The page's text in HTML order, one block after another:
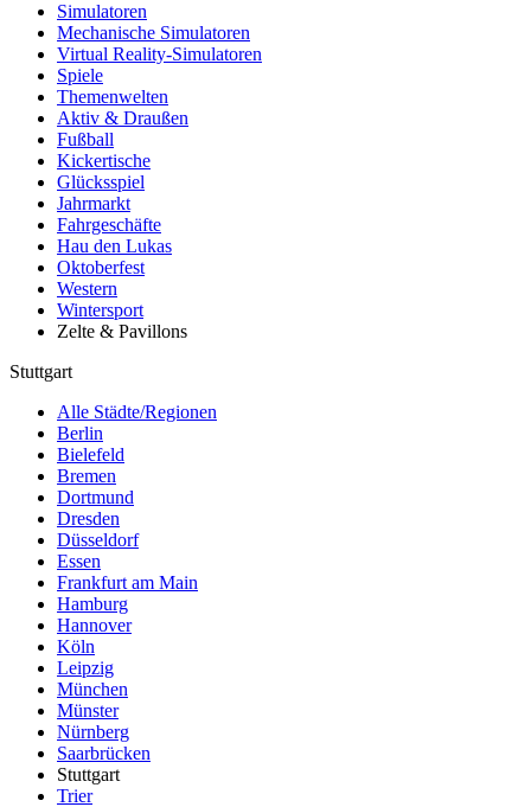
Simulatoren
Mechanische Simulatoren
Virtual Reality-Simulatoren
Spiele
Themenwelten
Aktiv & Draußen
Fußball
Kickertische
Glücksspiel
Jahrmarkt
Fahrgeschäfte
Hau den Lukas
Oktoberfest
Western
Wintersport
Zelte & Pavillons
Stuttgart
Alle Städte/Regionen
Berlin
Bielefeld
Bremen
Dortmund
Dresden
Düsseldorf
Essen
Frankfurt am Main
Hamburg
Hannover
Köln
Leipzig
München
Münster
Nürnberg
Saarbrücken
Stuttgart
Trier